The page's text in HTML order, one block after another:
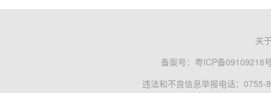
关
备案号： 粤ICP备09109218
违法和不良信息举报电话：0755-